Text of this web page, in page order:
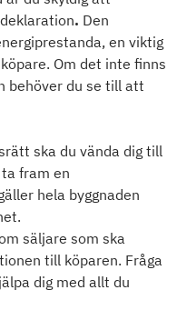
. Den
en viktig
Om det inte finns
behöver du se till att
ska du vända dig till
fram en
hela byggnaden
säljare som ska
till köparen. Fråga
dig med allt du